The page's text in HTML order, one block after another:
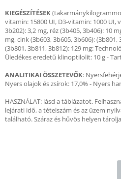
KIEGÉSZÍTÉSEK
vitamin: 15800 UI, D3-vitamin: 1000 UI,
3b202): 3,2 mg, réz (3b405, 3b406): 10
mg, cink (3b603, 3b605, 3b606): (3b801,
(3b801, 3b811, 3b812): 129 mg:
Üledékes eredetű klinoptilolit: 10 g -
ANALITIKAI ÖSSZETEVŐK:
Nyers olajok és zsírok: 17,0% - Nyers
HASZNÁLAT: lásd a táblázatot.
lejárati idő, a tételszám és az üzem
található. Száraz és hűvös helyen